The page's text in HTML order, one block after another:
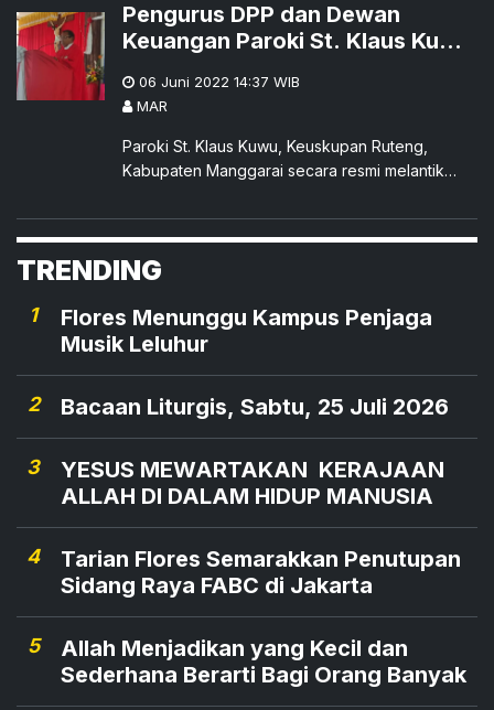
Pengurus DPP dan Dewan
Keuangan Paroki St. Klaus Kuwu
06 Juni 2022 14:37 WIB
MAR
Paroki St. Klaus Kuwu, Keuskupan Ruteng,
Kabupaten Manggarai secara resmi melantik
Dewan Keuangan yang baru untuk m
TRENDING
1
Flores Menunggu Kampus Penjaga
Musik Leluhur
2 Bacaan Liturgis, Sabtu, 25 Juli 2026
3
YESUS MEWARTAKAN KERAJAAN
ALLAH DI DALAM HIDUP MANUSIA
4
Tarian Flores Semarakkan Penutupan
Sidang Raya FABC di Jakarta
5
Allah Menjadikan yang Kecil dan
Sederhana Berarti Bagi Orang Banyak